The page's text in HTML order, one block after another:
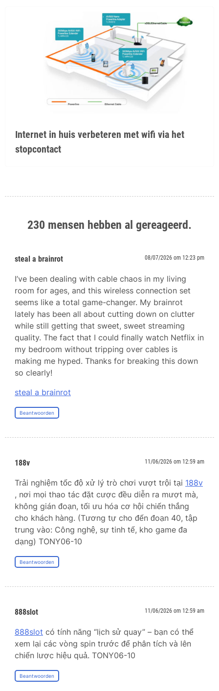
Internet in huis verbeteren met wifi via het
stopcontact
230 mensen hebben al gereageerd.
steal a brainrot 08/07/2026 om 12:23 pm
I’ve been dealing with cable chaos in my living
room for ages, and this wireless connection set
seems like a total game-changer. My brainrot
lately has been all about cutting down on clutter
while still getting that sweet, sweet streaming
quality. The fact that I could finally watch Netflix in
my bedroom without tripping over cables is
making me hyped. Thanks for breaking this down
so clearly!
steal a brainrot
Beantwoorden
188v 11/06/2026 om 12:59 am
Trải nghiệm tốc độ xử lý trò chơi vượt trội tại 188v
, nơi mọi thao tác đặt cược đều diễn ra mượt mà,
không gián đoạn, tối ưu hóa cơ hội chiến thắng
cho khách hàng. (Tương tự cho đến đoạn 40, tập
trung vào: Công nghệ, sự tinh tế, kho game đa
dạng) TONY06-10
Beantwoorden
888slot 11/06/2026 om 12:59 am
888slot có tính năng “lịch sử quay” – bạn có thể
xem lại các vòng spin trước để phân tích và lên
chiến lược hiệu quả. TONY06-10
Beantwoorden